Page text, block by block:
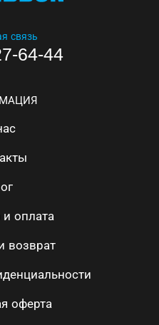
связь
64-44
оплата
возврат
оферта